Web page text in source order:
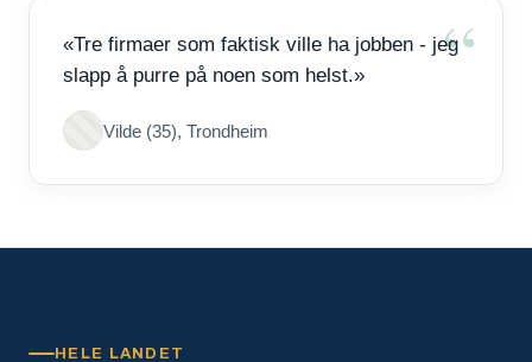
«Tre firmaer som faktisk ville ha jobben - jeg
slapp å purre på noen som helst.»
Vilde (35), Trondheim
HELE LANDET